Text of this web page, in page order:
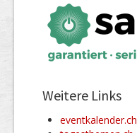
Weitere Links
eventkalender.ch